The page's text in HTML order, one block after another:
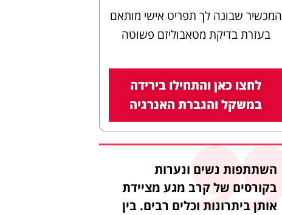
המכשיר שבונה לך תפריט אישי מותאם
בעזרת בדיקת מטאבוליזם פשוטה
לחצו כאן והתחילו בירידה
במשקל והגברת האנרגיה
השתתפות נשים ונערות
בקורסים של קרב מגע מציידת
אותן ביתרונות וכלים רבים. בין